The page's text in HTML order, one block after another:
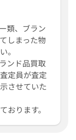
類、ブラン
しまった物
。
ンド品買取
定員が査定
させていた
おります。